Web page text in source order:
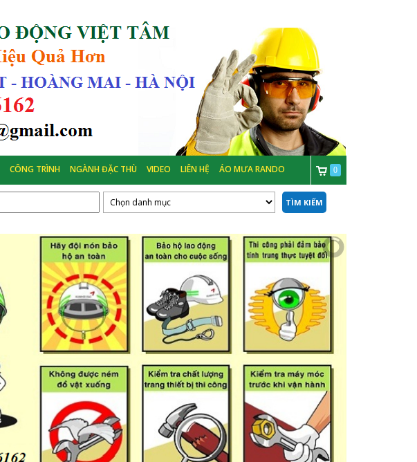
CÔNG TRÌNH NGÀNH ĐẶC THÙ VIDEO LIÊN HỆ ÁO MƯA RANDO 0
TÌM KIẾM